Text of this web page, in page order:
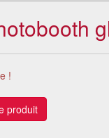
!
produit